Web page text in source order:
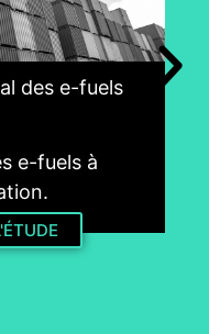
des e-fuels
e-fuels à